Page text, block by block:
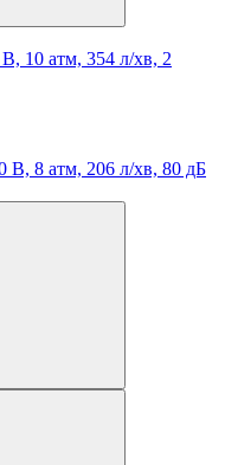
10 атм, 354 л/хв, 2